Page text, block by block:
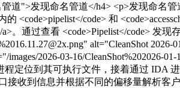
">发现命名管道</h4> <p>发现命名管
的 <code>pipelist</code> 和
a>。通过查看 <code>Pipelist</code> 发
alt="CleanShot
2026-03-16/CleanShot%202026-
位到其可执行文件，接着通过 IDA 进
收到信息并根据不同的偏移量解析客